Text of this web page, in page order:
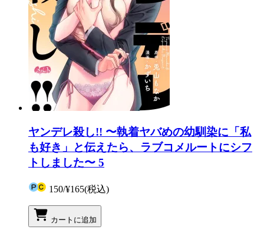
ヤンデレ殺し!! 〜執着ヤバめの幼馴染に「私
も好き」と伝えたら、ラブコメルートにシフ
トしました〜 5
150/¥165(税込)
カートに追加